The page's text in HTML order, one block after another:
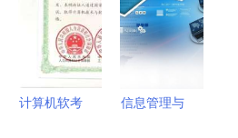
信息中心的
网络管理与
服务创新
与计算机网
络信息服务
模式解读
计算机软考
信息管理与